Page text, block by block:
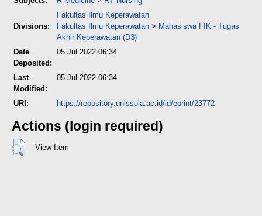
Divisions:
Fakultas Ilmu Keperawatan
Fakultas Ilmu Keperawatan > Mahasiswa FIK - Tugas
Akhir Keperawatan (D3)
Date
Deposited:
05 Jul 2022 06:34
Last
Modified:
05 Jul 2022 06:34
URI: https://repository.unissula.ac.id/id/eprint/23772
Actions (login required)
View Item